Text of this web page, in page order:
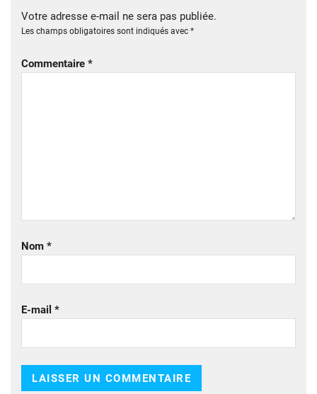
Votre adresse e-mail ne sera pas publiée.
Les champs obligatoires sont indiqués avec *
Commentaire *
Nom *
E-mail *